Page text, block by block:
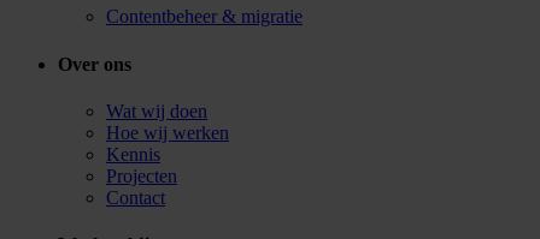
Contentbeheer & migratie
Over ons
Wat wij doen
Hoe wij werken
Kennis
Projecten
Contact